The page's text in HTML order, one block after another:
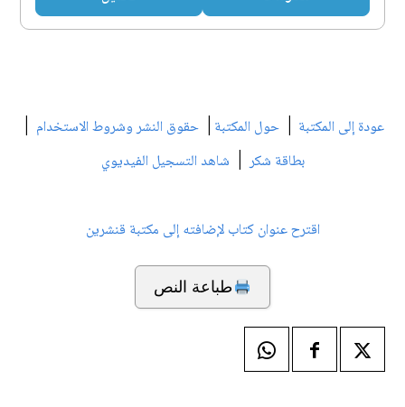
عودة إلى المكتبة | حول المكتبة | حقوق النشر وشروط الاستخدام |
بطاقة شكر| شاهد التسجيل الفيديوي
اقترح عنوان كتاب لإضافته إلى مكتبة قنشرين
طباعة النص